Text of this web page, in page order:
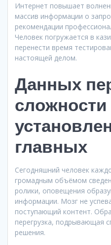
Интернет повышает
массив информации о
рекомендации
Человек погружается в
перенести время
настоящей делом.
Данных
сложности
главных
Сегодняшний человек
громадным объёмом
ролики, оповещения
информации. Мозг не
поступающий контент.
перегрузка, подрывающая
решения.